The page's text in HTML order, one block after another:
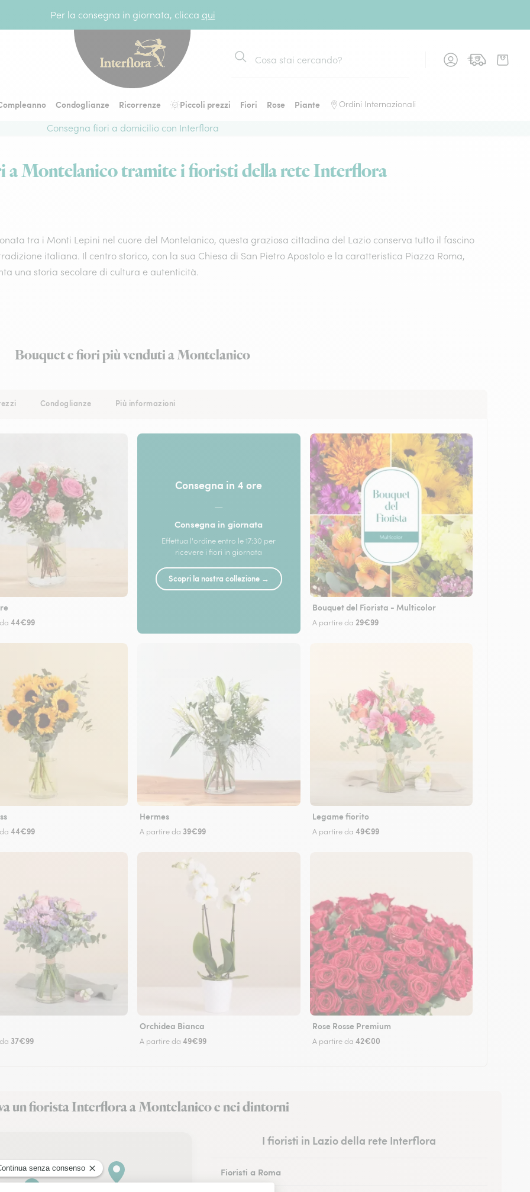
Per la consegna in giornata, clicca qui
Cerca
Condoglianze Ricorrenze Piccoli prezzi Fiori Rose Piante Ordini Internazionali
Consegna fiori a domicilio con Interflora
a Montelanico tramite i fioristi della rete Interflora
tra i Monti Lepini nel cuore del Montelanico, questa graziosa cittadina del Lazio conserva tutto il fascino
italiana. Il centro storico, con la sua Chiesa di San Pietro Apostolo e la caratteristica Piazza Roma,
una storia secolare di cultura e autenticità.
Bouquet e fiori più venduti a Montelanico
Condoglianze Più informazioni
44€99
Consegna in 4 ore
—
Consegna in giornata
Effettua l'ordine entro le 17:30 per
ricevere i fiori in giornata
Scopri la nostra collezione →
Bouquet del Fiorista - Multicolor
A partire da 29€99
44€99
Hermes
A partire da 39€99
Legame fiorito
A partire da 49€99
37€99
Orchidea Bianca
A partire da 49€99
Rose Rosse Premium
A partire da 42€00
un fiorista Interflora a Montelanico e nei dintorni
I fioristi in Lazio della rete Interflora
Fioristi a Roma